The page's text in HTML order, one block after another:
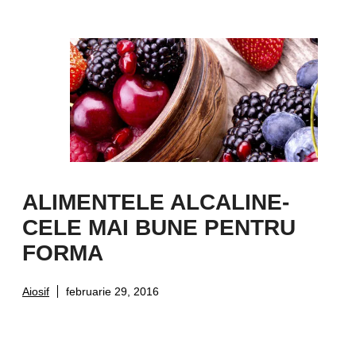
ALIMENTELE ALCALINE-
CELE MAI BUNE PENTRU
FORMA
Aiosif februarie 29, 2016